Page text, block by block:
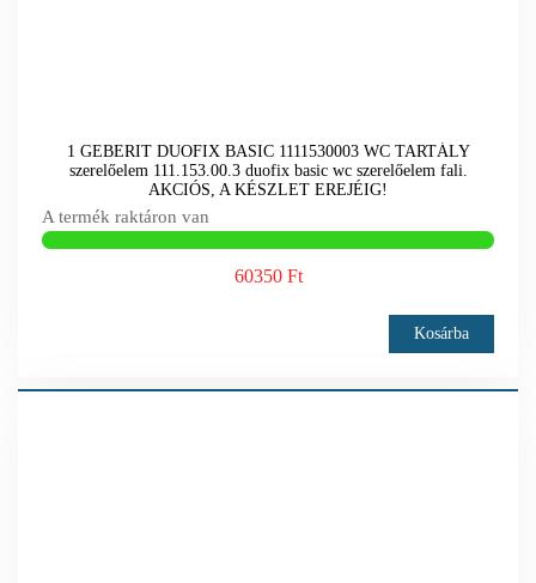
1 GEBERIT DUOFIX BASIC 1111530003 WC TARTÁLY
szerelőelem 111.153.00.3 duofix basic wc szerelőelem fali.
AKCIÓS, A KÉSZLET EREJÉIG!
A termék raktáron van
60350 Ft
Kosárba